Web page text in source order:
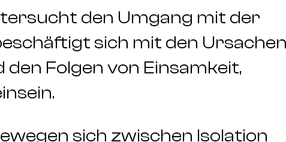
den Umgang mit der
sich mit den Ursachen
Folgen von Einsamkeit,
sich zwischen Isolation